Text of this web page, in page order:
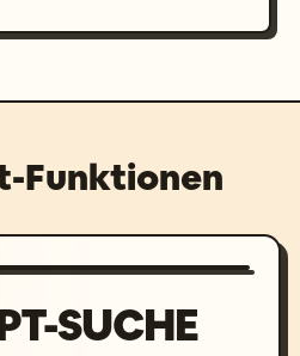
Funktionen
SUCHE